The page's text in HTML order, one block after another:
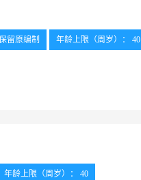
留原编制 年龄上限（周岁）： 40
年龄上限（周岁）： 40